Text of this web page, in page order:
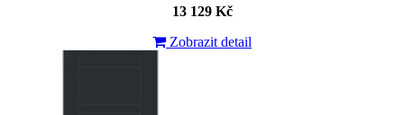
13 129 Kč
Zobrazit detail